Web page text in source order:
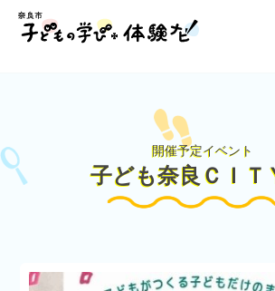
開催予定イベント
子ども奈良ＣＩＴ